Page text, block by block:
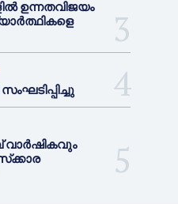
ഉന്നതവിജയം
വാർഷികവും